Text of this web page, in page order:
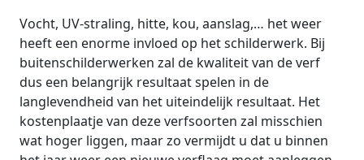
Vocht, UV-straling, hitte, kou, aanslag,… het weer
heeft een enorme invloed op het schilderwerk. Bij
buitenschilderwerken zal de kwaliteit van de verf
dus een belangrijk resultaat spelen in de
langlevendheid van het uiteindelijk resultaat. Het
kostenplaatje van deze verfsoorten zal misschien
wat hoger liggen, maar zo vermijdt u dat u binnen